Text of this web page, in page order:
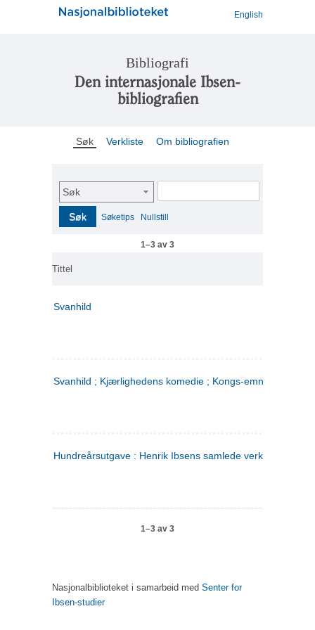
English
Bibliografi
Den internasjonale Ibsen-
bibliografien
Søk Verkliste Om bibliografien
Søk
Søk Søketips Nullstill
1–3 av 3
Tittel
Svanhild
Svanhild ; Kjærlighedens komedie ; Kongs-emnerne
Hundreårsutgave : Henrik Ibsens samlede verker. 4
1–3 av 3
Nasjonalbiblioteket i samarbeid med Senter for
Ibsen-studier